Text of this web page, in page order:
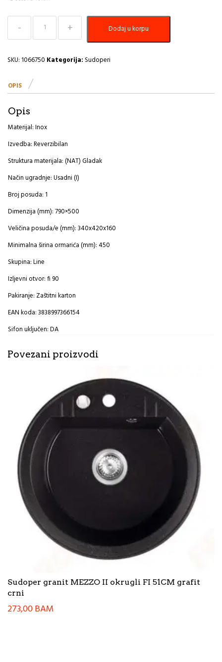
Sudoper
790x500
Line
A
Dodaj u korpu
SKU: 1066750 Kategorija: Sudoperi
OPIS
Opis
Materijal: Inox
Izvedba: Reverzibilan
Struktura materijala: (NAT) Gladak
Način ugradnje: Usadni (I)
Broj posuda: 1
Dimenzija (mm): 790×500
Veličina posuda/e (mm): 340x420x160
Minimalna širina ormarića (mm): 450
Skupina: Line
Izljevni otvor: fi 90
Pakiranje: Zaštitni karton
EAN koda: 3838997366154
Sifon uključen: DA
Povezani proizvodi
Sudoper granit MEZZO II okrugli FI 51CM grafit
crni
273,00BAM